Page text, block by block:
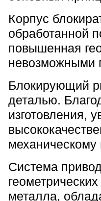
Корпус
обработанной
повышенная
невозможными
Блокирующий
деталью.
изготовления,
механическому
Система
металла,